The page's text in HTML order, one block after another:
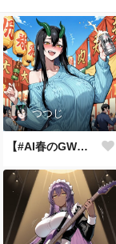
つつじ
【#AI春のGWまつり】お祭りと言えば